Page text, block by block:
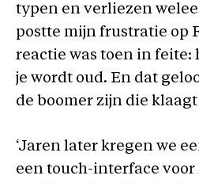
typen en verliezen
postte mijn frustratie op
reactie was toen in feite:
je wordt oud. En dat
de boomer zijn die
‘Jaren later kregen we
een touch-interface